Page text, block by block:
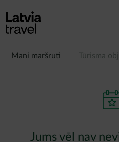
Mani maršruti Tūrisma
Jums vēl nav